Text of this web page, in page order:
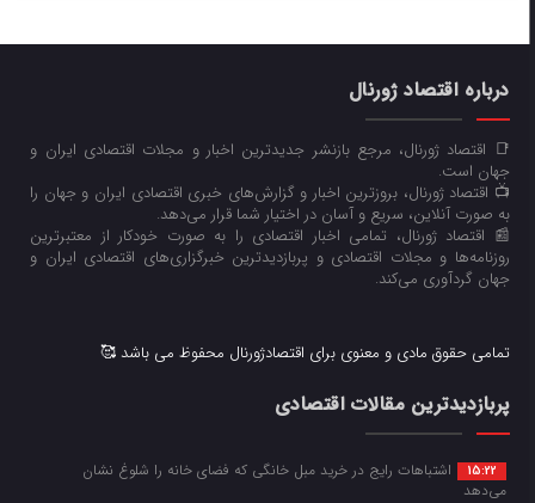
درباره اقتصاد ژورنال
📑 اقتصاد ژورنال، مرجع بازنشر جدیدترین اخبار و مجلات اقتصادی ایران و
جهان است.
📺 اقتصاد ژورنال، بروزترین اخبار و گزارش‌های خبری اقتصادی ایران و جهان را
به صورت آنلاین، سریع و آسان در اختیار شما قرار می‌‌دهد.
📰 اقتصاد ژورنال، تمامی اخبار اقتصادی را به صورت خودکار از معتبرترین
روزنامه‌ها و مجلات اقتصادی و پربازدیدترین خبرگزاری‌های اقتصادی ایران و
جهان گردآوری می‌کند.
تمامی حقوق مادی و معنوی برای اقتصادژورنال محفوظ می باشد 🥰
پربازدیدترین مقالات اقتصادی
15:22
اشتباهات رایج در خرید مبل خانگی که فضای خانه را شلوغ نشان
می‌دهد